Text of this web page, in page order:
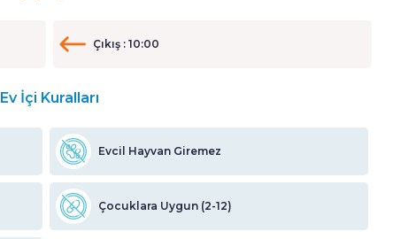
Çıkış : 10:00
Ev İçi Kuralları
Evcil Hayvan Giremez
Çocuklara Uygun (2-12)